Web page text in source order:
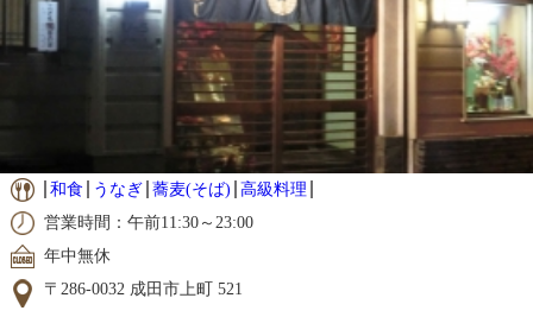
和食 うなぎ 蕎麦(そば) 高級料理
営業時間：午前11:30～23:00
年中無休
〒286-0032 成田市上町 521